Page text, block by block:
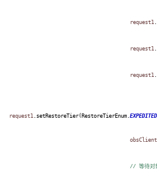
request1
request1
request1
request1 .setRestoreTier(RestoreTierEnum.EXPEDITED
obsClient
// 等待对